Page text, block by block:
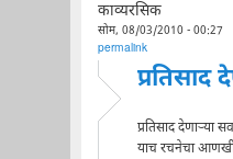
काव्यरसिक
सोम, 08/03/2010 - 00:27
permalink
प्रतिसाद
प्रतिसाद देणार्‍या
याच रचनेचा